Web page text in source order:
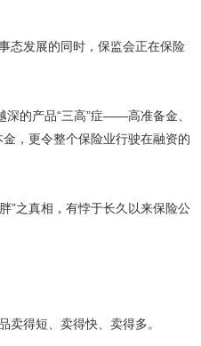
发展的同时，保监会正在保险
的产品“三高”症——高准备金、
，更令整个保险业行驶在融资的
之真相，有悖于长久以来保险公
得短、卖得快、卖得多。